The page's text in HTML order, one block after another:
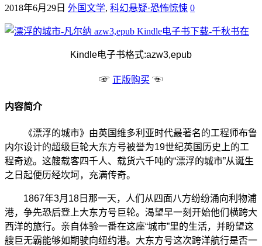
2018年6月29日 外国文学, 科幻悬疑·恐怖惊悚 0
Kindle电子书格式:azw3,epub
☞ 正版购买 ☜
内容简介
《漂浮的城市》由英国维多利亚时代最著名的工程师布鲁
内尔设计的超级巨轮大东方号被誉为19世纪英国历史上的工
程奇迹。这艘载客四千人、载货六千吨的“漂浮的城市”从诞生
之日起便历经坎坷，充满传奇。
1867年3月18日那一天，人们从四面八方纷纷涌向利物浦
港，争先恐后登上大东方号巨轮。渴望早一刻开始他们横跨大
西洋的旅行。亲自体验一番在这座“城市”里的生活，并盼望这
艘巨无霸能够如期驶向纽约港。大东方号这次跨洋航行是否一